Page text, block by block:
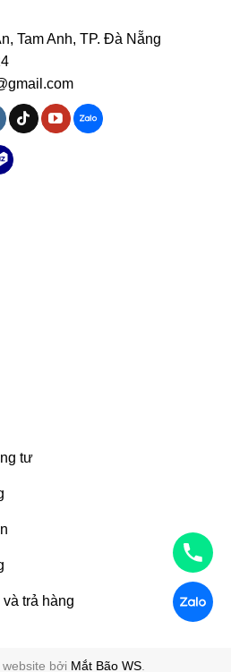
Tam Anh, TP. Đà Nẵng
tư
trả hàng
bởi Mắt Bão WS.